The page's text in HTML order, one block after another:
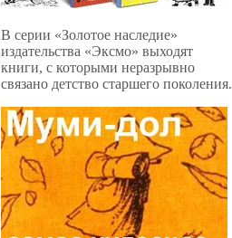
В серии «Золотое наследие»
издательства «Эксмо» выходят
книги, с которыми неразрывно
связано детство старшего поколения.